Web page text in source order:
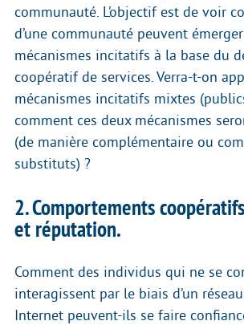
communauté. L’objectif est de voir
d’une communauté peuvent
mécanismes incitatifs à la base du
coopératif de services. Verra-t-on
mécanismes incitatifs mixtes
comment ces deux mécanismes
(de manière complémentaire ou
substituts) ?
2. Comportements
et réputation.
Comment des individus qui ne se
interagissent par le biais d’un
Internet peuvent-ils se faire